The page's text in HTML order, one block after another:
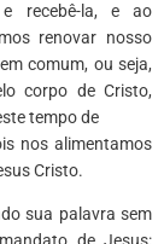
recebê-la, e ao
renovar nosso
comum, ou seja,
corpo de Cristo,
tempo de
nos alimentamos
Cristo.
sua palavra sem